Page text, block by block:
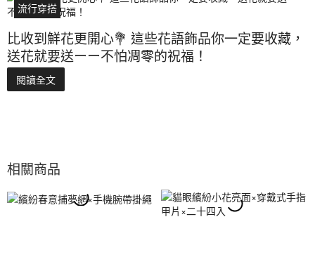
流行穿搭
比收到鮮花更開心💐 這些花語飾品你一定要收藏，
送花就要送ーー不怕凋零的祝福！
閱讀全文
相關商品